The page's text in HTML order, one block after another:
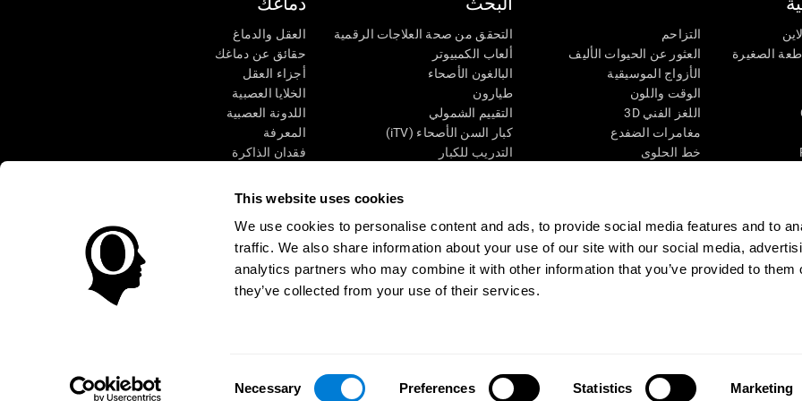
This website uses cookies
We use cookies to personalise content and ads, to provide social media features and to
traffic. We also share information about your use of our site with our social media,
analytics partners who may combine it with other information that you’ve provided to them
they’ve collected from your use of their services.
Necessary Preferences Statistics Marketing
العقل والدماغ
حقائق عن دماغك
أجزاء العقل
الخلايا العصبية
اللدونة العصبية
المعرفة
فقدان الذاكرة
وظائف ذهنية
الإدراك الحسى
الانتباه
التحقق من صحة العلاجات الرقمية
ألعاب الكمبيوتر
البالغون الأصحاء
طيارون
التقييم الشمولي
كبار السن الأصحاء (iTV)
التدريب للكبار
الصغيرة
التزاحم
العثور عن الحيوات الأليف
الأزواج الموسيقية
الوقت واللون
اللغز الفني 3D
مغامرات الضفدع
خط الحلوى
اللعبة العقلية: تفجير البالونات
ألعاب الذكاء
ألعاب اون لاين من آجل الذاكرة
CogniFit Inc © 2026